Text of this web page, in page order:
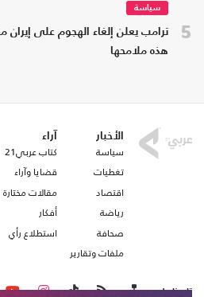
5
سياسة
ترامب يعلن إلغاء الهجوم على
هذه ملامحها
الأخبار
سياسة
تغطيات
اقتصاد
رياضة
صحافة
ملفات وتقارير
آراء
كتاب عربي21
قضايا وآراء
مقالات مختارة
أفكار
استطلاع رأي
تابعنا على